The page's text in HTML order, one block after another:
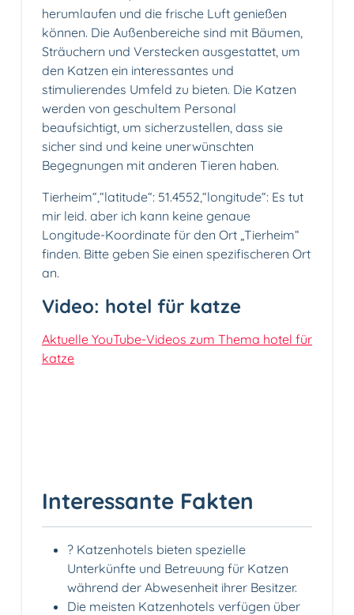
herumlaufen und die frische Luft genießen
können. Die Außenbereiche sind mit Bäumen,
Sträuchern und Verstecken ausgestattet, um
den Katzen ein interessantes und
stimulierendes Umfeld zu bieten. Die Katzen
werden von geschultem Personal
beaufsichtigt, um sicherzustellen, dass sie
sicher sind und keine unerwünschten
Begegnungen mit anderen Tieren haben.
Tierheim“,“latitude“: 51.4552,“longitude“: Es tut
mir leid. aber ich kann keine genaue
Longitude-Koordinate für den Ort „Tierheim“
finden. Bitte geben Sie einen spezifischeren Ort
an.
Video: hotel für katze
Aktuelle YouTube-Videos zum Thema hotel für
katze
Interessante Fakten
? Katzenhotels bieten spezielle
Unterkünfte und Betreuung für Katzen
während der Abwesenheit ihrer Besitzer.
Die meisten Katzenhotels verfügen über